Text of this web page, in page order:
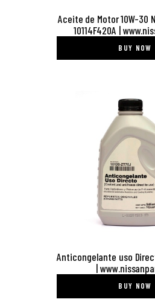
Aceite de Motor 10W-30
10114F420A |
BUY NOW
Anticongelante uso
|
BUY NOW